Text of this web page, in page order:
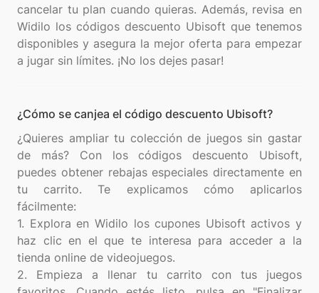
cancelar tu plan cuando quieras. Además, revisa en
Widilo los códigos descuento Ubisoft que tenemos
disponibles y asegura la mejor oferta para empezar
¿Cómo se canjea el código descuento Ubisoft?
¿Quieres ampliar tu colección de juegos sin gastar
de más? Con los códigos descuento Ubisoft,
puedes obtener rebajas especiales directamente en
tu carrito. Te explicamos cómo aplicarlos
fácilmente:
1. Explora en Widilo los cupones Ubisoft activos y
haz clic en el que te interesa para acceder a la
tienda online de videojuegos.
2. Empieza a llenar tu carrito con tus juegos